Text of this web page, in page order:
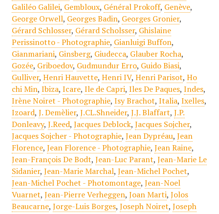
Galiléo Galilei, Gembloux, Général Prokoff, Genève,
George Orwell, Georges Badin, Georges Gronier,
Gérard Schlosser, Gérard Scholsser, Ghislaine
Perissinotto - Photographie, Gianluigi Buffon,
Gianmariani, Ginsberg, Giudecca, Glauber Rocha,
Gozée, Griboedov, Gudmundur Erro, Guido Biasi,
Gulliver, Henri Hauvette, Henri IV, Henri Parisot, Ho
chi Min, Ibiza, Icare, Ile de Capri, Iles De Paques, Indes,
Irène Noiret - Photographie, Isy Brachot, Italia, Ixelles,
Izoard, J. Demèlier, J.CL.Shneider, J.J. Blaffart, J.P.
Donleavy, J.Reed, Jacques Deblock, Jacques Sojcher,
Jacques Sojcher - Photographie, Jean Dypréau, Jean
Florence, Jean Florence - Photographie, Jean Raine,
Jean-François De Bodt, Jean-Luc Parant, Jean-Marie Le
Sidanier, Jean-Marie Marchal, Jean-Michel Pochet,
Jean-Michel Pochet - Photomontage, Jean-Noel
Vuarnet, Jean-Pierre Verheggen, Joan Marti, Jolos
Beaucarne, Jorge-Luis Borges, Joseph Noiret, Joseph